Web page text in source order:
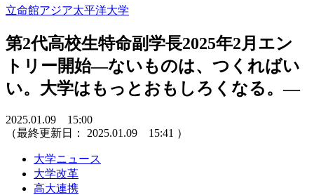
立命館アジア太平洋大学
第2代高校生特命副学長2025年2月エン
トリー開始―ないものは、つくればい
い。大学はもっとおもしろくなる。―
2025.01.09 15:00
（最終更新日： 2025.01.09 15:41 ）
大学ニュース
大学改革
高大連携